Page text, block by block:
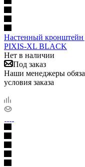
Настенный
PIXIS-XL BLACK
Нет в наличии
Под заказ
Наши менеджеры
условия заказа